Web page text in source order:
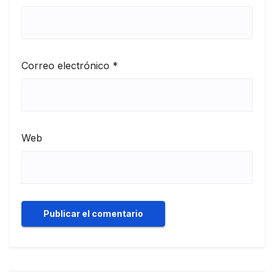
Correo electrónico *
Web